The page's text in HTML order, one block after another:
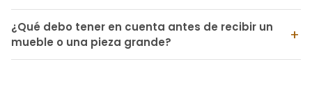
¿Qué debo tener en cuenta antes de recibir un
mueble o una pieza grande?